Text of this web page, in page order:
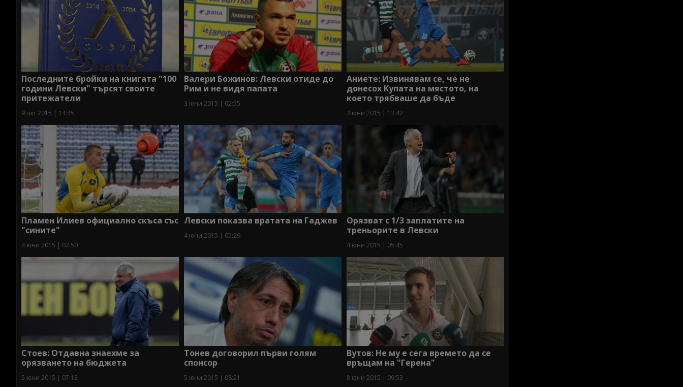
Последните бройки на книгата "100
години Левски" търсят своите
притежатели
9 окт 2015 | 14:45
Валери Божинов: Левски отиде до
Рим и не видя папата
3 юни 2015 | 02:55
Аниете: Извинявам се, че не
донесох Купата на мястото, на
което трябваше да бъде
3 юни 2015 | 13:42
Пламен Илиев официално скъса със
"сините"
4 юни 2015 | 02:50
Левски показва вратата на Гаджев
4 юни 2015 | 05:29
Орязват с 1/3 заплатите на
треньорите в Левски
4 юни 2015 | 05:45
Стоев: Отдавна знаехме за
орязването на бюджета
5 юни 2015 | 07:13
Тонев договорил първи голям
спонсор
5 юни 2015 | 08:21
Вутов: Не му е сега времето да се
връщам на "Герена"
8 юни 2015 | 09:53